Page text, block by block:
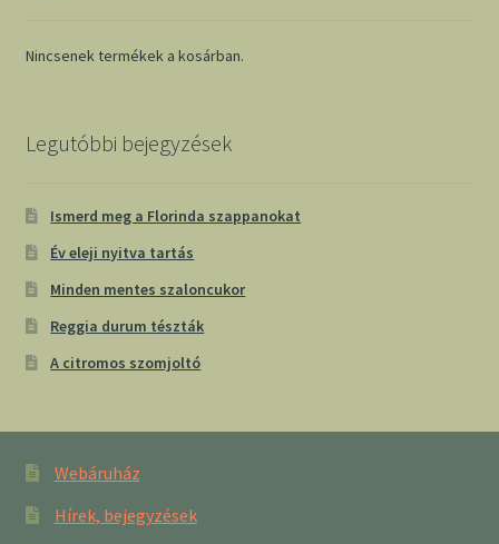
Nincsenek termékek a kosárban.
Legutóbbi bejegyzések
Ismerd meg a Florinda szappanokat
Év eleji nyitva tartás
Minden mentes szaloncukor
Reggia durum tészták
A citromos szomjoltó
Webáruház
Hírek, bejegyzések